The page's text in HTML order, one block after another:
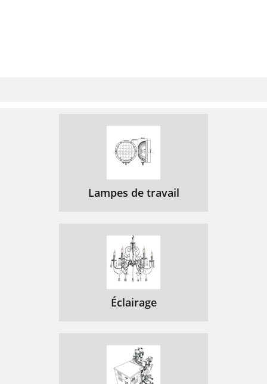
Lampes de travail
Éclairage